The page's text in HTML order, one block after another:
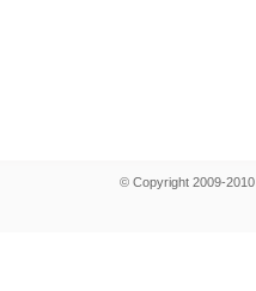
© Copyright 2009-2010